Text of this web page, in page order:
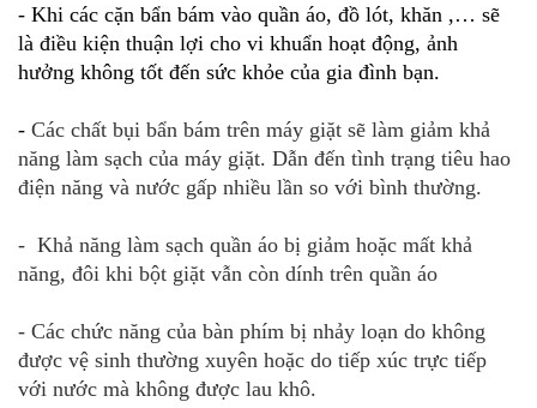
- Khi các cặn bẩn bám vào quần áo, đồ lót, khăn ,… sẽ
là điều kiện thuận lợi cho vi khuẩn hoạt động, ảnh
hưởng không tốt đến sức khỏe của gia đình bạn.
- Các chất bụi bẩn bám trên máy giặt sẽ làm giảm khả
năng làm sạch của máy giặt. Dẫn đến tình trạng tiêu hao
điện năng và nước gấp nhiều lần so với bình thường.
- Khả năng làm sạch quần áo bị giảm hoặc mất khả
năng, đôi khi bột giặt vẫn còn dính trên quần áo
- Các chức năng của bàn phím bị nhảy loạn do không
được vệ sinh thường xuyên hoặc do tiếp xúc trực tiếp
với nước mà không được lau khô.